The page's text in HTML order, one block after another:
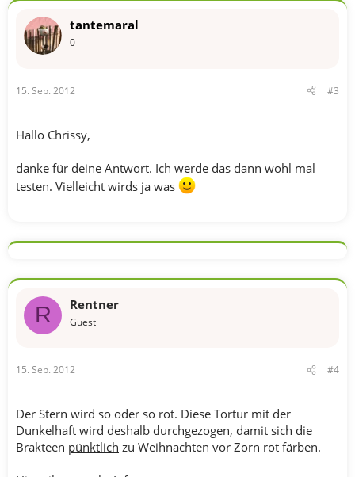
tantemaral
0
15. Sep. 2012 #3
Hallo Chrissy,
danke für deine Antwort. Ich werde das dann wohl mal
testen. Vielleicht wirds ja was
R Rentner
Guest
15. Sep. 2012 #4
Der Stern wird so oder so rot. Diese Tortur mit der
Dunkelhaft wird deshalb durchgezogen, damit sich die
Brakteen pünktlich zu Weihnachten vor Zorn rot färben.